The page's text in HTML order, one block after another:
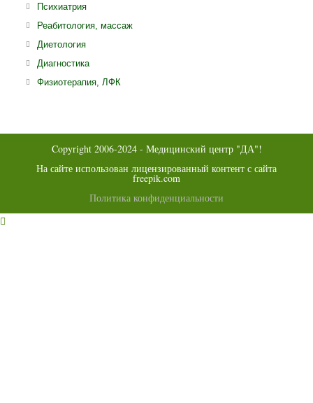
ПсихиатрияОткроется
в
Реабитология, массажОткроется
ДиетологияОткроется
в
ДиагностикаОткроется
в
Физиотерапия, ЛФК
Copyright 2006-2024 - Медицинский центр "ДА"!
На сайте использован лицензированный контент с сайта
freepik.com
Политика конфиденциальности